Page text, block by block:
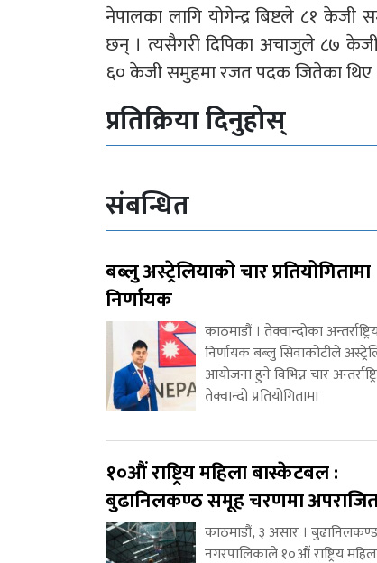
नेपालका लागि योगेन्द्र बिष्टले ८१
छन् । त्यसैगरी दिपिका अचाजुले ८७ केजी
६० केजी समुहमा रजत पदक जितेका थिए
प्रतिक्रिया दिनुहोस्
संबन्धित
बब्लु अस्ट्रेलियाको चार प्रतियोगितामा
निर्णायक
काठमाडौं । तेक्वान्दोका
निर्णायक बब्लु सिवाकोटीले
आयोजना हुने विभिन्न चार
तेक्वान्दो प्रतियोगितामा
१०औं राष्ट्रिय महिला बास्केटबल :
बुढानिलकण्ठ समूह चरणमा
काठमाडौं, ३ असार । बुढानिलकण्ड
नगरपालिकाले १०औं राष्ट्रिय